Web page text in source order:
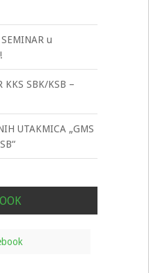
u
SBK/KSB –
UTAKMICA „GMS